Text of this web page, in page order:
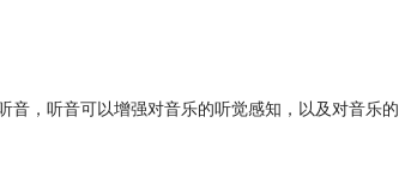
音，听音可以增强对音乐的听觉感知，以及对音乐的